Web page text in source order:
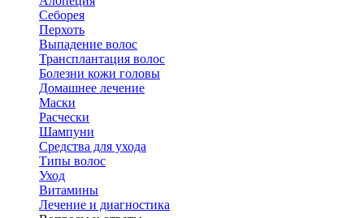
Себорея
Перхоть
Выпадение волос
Трансплантация волос
Болезни кожи головы
Домашнее лечение
Маски
Расчески
Шампуни
Средства для ухода
Типы волос
Уход
Витамины
Лечение и диагностика